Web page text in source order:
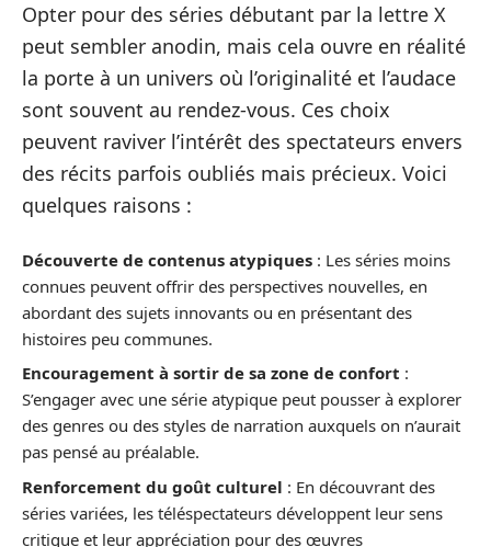
Opter pour des séries débutant par la lettre X
peut sembler anodin, mais cela ouvre en réalité
la porte à un univers où l’originalité et l’audace
sont souvent au rendez-vous. Ces choix
peuvent raviver l’intérêt des spectateurs envers
des récits parfois oubliés mais précieux. Voici
quelques raisons :
Découverte de contenus atypiques : Les séries moins
connues peuvent offrir des perspectives nouvelles, en
abordant des sujets innovants ou en présentant des
histoires peu communes.
Encouragement à sortir de sa zone de confort :
S’engager avec une série atypique peut pousser à explorer
des genres ou des styles de narration auxquels on n’aurait
pas pensé au préalable.
Renforcement du goût culturel : En découvrant des
séries variées, les téléspectateurs développent leur sens
critique et leur appréciation pour des œuvres